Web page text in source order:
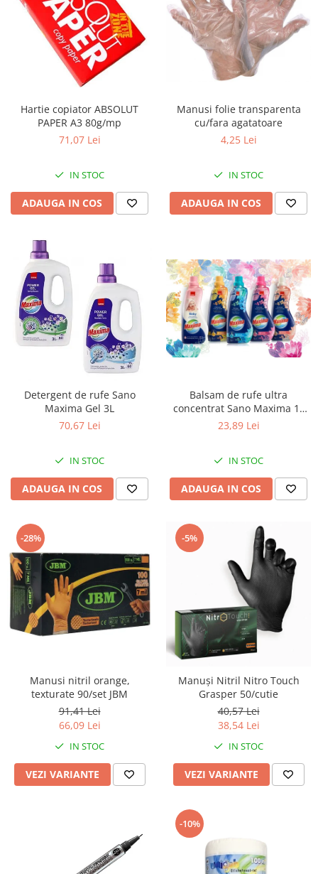
Hartie copiator ABSOLUT
PAPER A3 80g/mp
71,07 Lei
IN STOC
ADAUGA IN COS
Manusi folie transparenta
cu/fara agatatoare
4,25 Lei
IN STOC
ADAUGA IN COS
Detergent de rufe Sano
Maxima Gel 3L
70,67 Lei
IN STOC
ADAUGA IN COS
Balsam de rufe ultra
concentrat Sano Maxima 1L
(50sp)
23,89 Lei
IN STOC
ADAUGA IN COS
-28%
Manusi nitril orange,
texturate 90/set JBM
91,41 Lei
66,09 Lei
IN STOC
VEZI VARIANTE
-5%
Manuși Nitril Nitro Touch
Grasper 50/cutie
40,57 Lei
38,54 Lei
IN STOC
VEZI VARIANTE
-10%